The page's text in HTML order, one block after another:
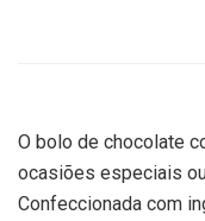
O bolo de chocolate
ocasiões especiais
Confeccionada com